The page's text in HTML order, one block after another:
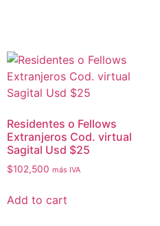
Residentes o Fellows
Extranjeros Cod. virtual
Sagital Usd $25
$102,500 más IVA
Add to cart